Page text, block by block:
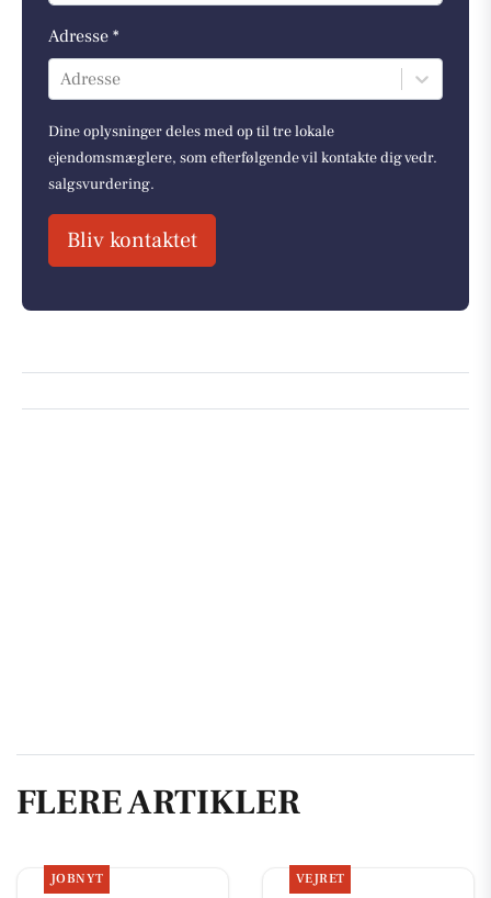
Adresse *
Adresse
Dine oplysninger deles med op til tre lokale
ejendomsmæglere, som efterfølgende vil kontakte dig vedr.
salgsvurdering.
Bliv kontaktet
FLERE ARTIKLER
JOBNYT VEJRET